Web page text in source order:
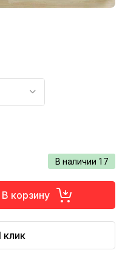
В наличии 17
В корзину
клик